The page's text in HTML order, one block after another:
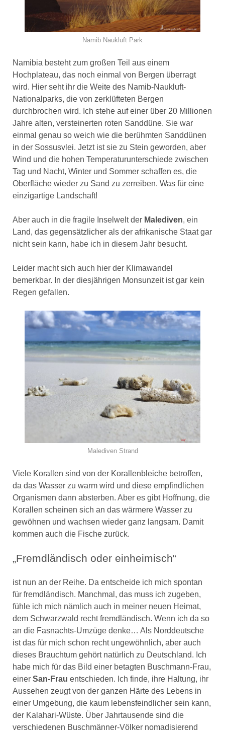
Namib Naukluft Park
Namibia besteht zum großen Teil aus einem
Hochplateau, das noch einmal von Bergen überragt
wird. Hier seht ihr die Weite des Namib-Naukluft-
Nationalparks, die von zerklüfteten Bergen
durchbrochen wird. Ich stehe auf einer über 20 Millionen
Jahre alten, versteinerten roten Sanddüne. Sie war
einmal genau so weich wie die berühmten Sanddünen
in der Sossusvlei. Jetzt ist sie zu Stein geworden, aber
Wind und die hohen Temperaturunterschiede zwischen
Tag und Nacht, Winter und Sommer schaffen es, die
Oberfläche wieder zu Sand zu zerreiben. Was für eine
einzigartige Landschaft!
Aber auch in die fragile Inselwelt der Malediven, ein
Land, das gegensätzlicher als der afrikanische Staat gar
nicht sein kann, habe ich in diesem Jahr besucht.
Leider macht sich auch hier der Klimawandel
bemerkbar. In der diesjährigen Monsunzeit ist gar kein
Regen gefallen.
Malediven Strand
Viele Korallen sind von der Korallenbleiche betroffen,
da das Wasser zu warm wird und diese empfindlichen
Organismen dann absterben. Aber es gibt Hoffnung, die
Korallen scheinen sich an das wärmere Wasser zu
gewöhnen und wachsen wieder ganz langsam. Damit
kommen auch die Fische zurück.
„Fremdländisch oder einheimisch“
ist nun an der Reihe. Da entscheide ich mich spontan
für fremdländisch. Manchmal, das muss ich zugeben,
fühle ich mich nämlich auch in meiner neuen Heimat,
dem Schwarzwald recht fremdländisch. Wenn ich da so
an die Fasnachts-Umzüge denke… Als Norddeutsche
ist das für mich schon recht ungewöhnlich, aber auch
dieses Brauchtum gehört natürlich zu Deutschland. Ich
habe mich für das Bild einer betagten Buschmann-Frau,
einer San-Frau entschieden. Ich finde, ihre Haltung, ihr
Aussehen zeugt von der ganzen Härte des Lebens in
einer Umgebung, die kaum lebensfeindlicher sein kann,
der Kalahari-Wüste. Über Jahrtausende sind die
verschiedenen Buschmänner-Völker nomadisierend